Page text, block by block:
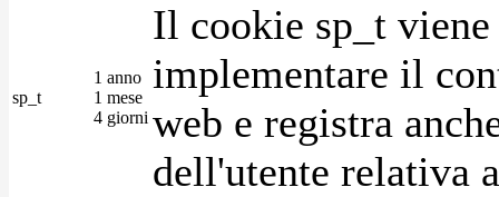
sp_t
1 anno
1 mese
4 giorni
Il cookie sp_t
implementare il
web e registra
dell'utente relativa